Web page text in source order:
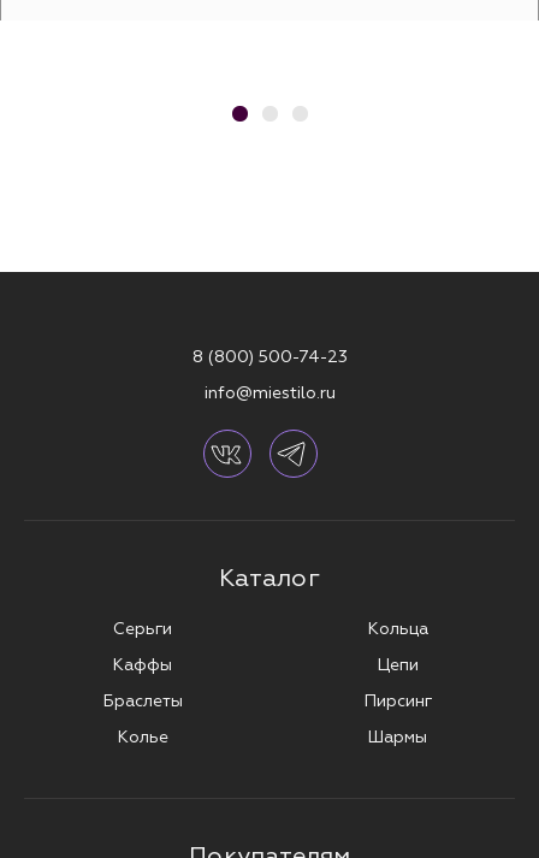
8 (800) 500-74-23
info@miestilo.ru
Каталог
Серьги
Каффы
Браслеты
Колье
Кольца
Цепи
Пирсинг
Шармы